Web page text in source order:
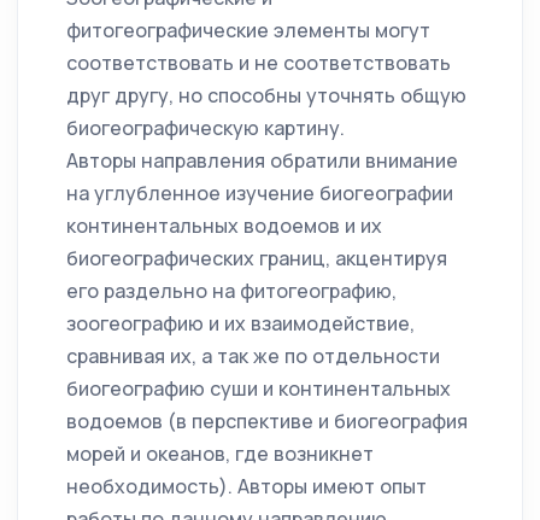
фитогеографические элементы могут
соответствовать и не соответствовать
друг другу, но способны уточнять общую
биогеографическую картину.
Авторы направления обратили внимание
на углубленное изучение биогеографии
континентальных водоемов и их
биогеографических границ, акцентируя
его раздельно на фитогеографию,
зоогеографию и их взаимодействие,
сравнивая их, а так же по отдельности
биогеографию суши и континентальных
водоемов (в перспективе и биогеография
морей и океанов, где возникнет
необходимость). Авторы имеют опыт